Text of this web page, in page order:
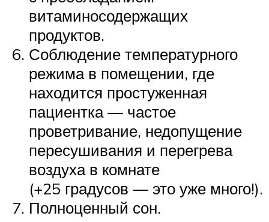
витаминосодержащих
продуктов.
Соблюдение температурного
режима в помещении, где
находится простуженная
пациентка — частое
проветривание, недопущение
пересушивания и перегрева
воздуха в комнате
(+25 градусов — это уже много!).
Полноценный сон.